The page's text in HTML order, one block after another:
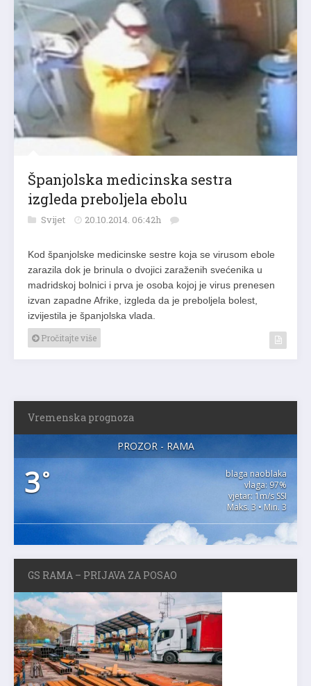
Španjolska medicinska sestra
izgleda preboljela ebolu
Svijet 20.10.2014. 06:42h
Kod španjolske medicinske sestre koja se virusom ebole
zarazila dok je brinula o dvojici zaraženih svećenika u
madridskoj bolnici i prva je osoba kojoj je virus prenesen
izvan zapadne Afrike, izgleda da je preboljela bolest,
izvijestila je španjolska vlada.
Pročitajte više
Vremenska prognoza
PROZOR - RAMA
3°
blaga naoblaka
vlaga: 97%
vjetar: 1m/s SSI
Maks. 3 • Min. 3
GS RAMA – PRIJAVA ZA POSAO